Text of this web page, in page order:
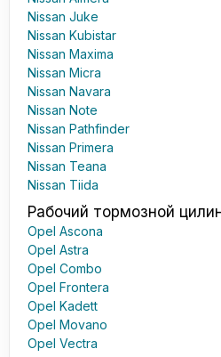
Nissan Juke
Nissan Kubistar
Nissan Maxima
Nissan Micra
Nissan Navara
Nissan Note
Nissan Pathfinder
Nissan Primera
Nissan Teana
Nissan Tiida
Рабочий тормозной
Opel Ascona
Opel Astra
Opel Combo
Opel Frontera
Opel Kadett
Opel Movano
Opel Vectra